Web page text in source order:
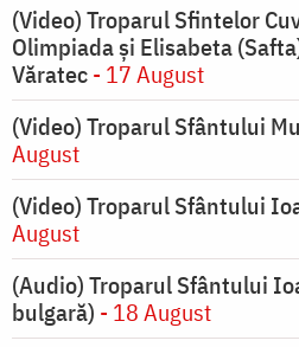
(Video) Troparul Sfintelor
Olimpiada și Elisabeta
Văratec- 17 August
(Video) Troparul Sfântului
August
(Video) Troparul Sfântului
August
(Audio) Troparul Sfântului
bulgară) - 18 August